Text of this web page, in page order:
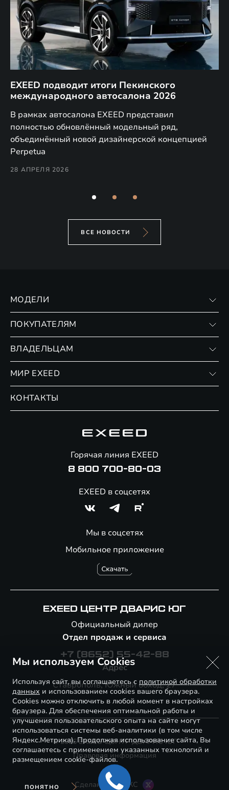
EXEED подводит итоги Пекинского
международного автосалона 2026
В рамках автосалона EXEED представил
полностью обновлённый модельный ряд,
объединённый новой дизайнерской концепцией
Perpetua
28 АПРЕЛЯ 2026
ВСЕ НОВОСТИ
МОДЕЛИ
ПОКУПАТЕЛЯМ
Страхование
ВЛАДЕЛЬЦАМ
Сервис
Помощь на дорогах
МИР EXEED
КОНТАКТЫ
Мобильное приложение
Горячая линия EXEED
8 800 700-80-03
EXEED в соцсетях
Мы в соцсетях
EXEED ЦЕНТР ДВАРИС ЮГ
Официальный дилер
Отдел продаж и сервиса
+7 (8652) 55-42-88
Адрес
Ставрополь, Южный обход, 27
© 2026 EXEED ЦЕНТР ДВАРИС ЮГ
Правовая информация
Сделано в ПЕРКС
Мы используем Cookies
Используя сайт, вы соглашаетесь с политикой обработки
данных и использованием cookies вашего браузера.
Cookies можно отключить в любой момент в настройках
браузера. Для обеспечения оптимальной работы и
улучшения пользовательского опыта на сайте могут
использоваться системы веб-аналитики (в том числе
Яндекс.Метрика). Продолжая использование сайта, Вы
соглашаетесь с применением указанных технологий и
размещением cookie-файлов.
ПОНЯТНО